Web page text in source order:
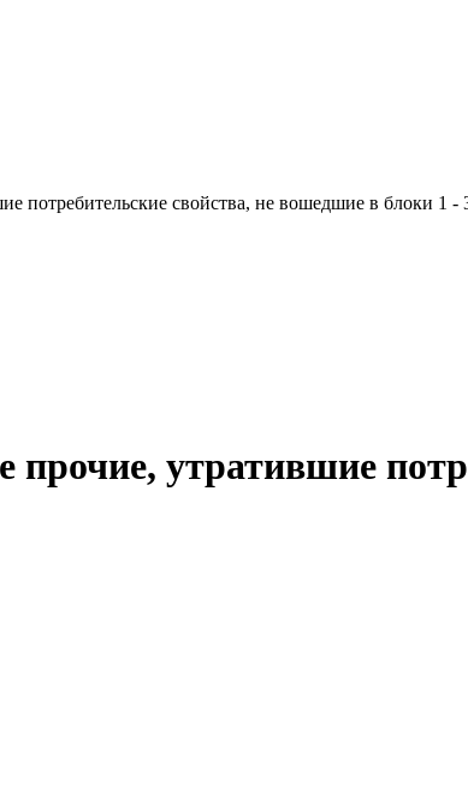
потребительские свойства, не вошедшие в блоки 1 -
утратившие